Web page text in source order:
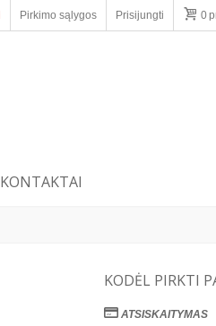
0
Pirkimo sąlygos Prisijungti
KONTAKTAI
KODĖL PIRKTI
ATSISKAITYMAS